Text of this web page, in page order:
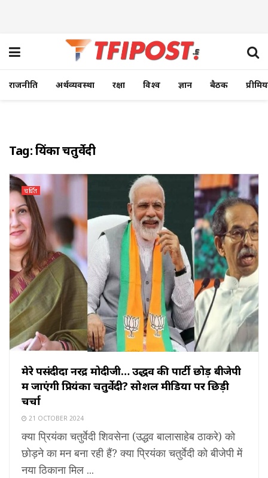
राजनीति अर्थव्यवस्था रक्षा विश्व ज्ञान बैठक
Tag:प्रियंका चतुर्वेदी
चर्चित
मेरे पसंदीदा नरेंद्र मोदीजी… उद्धव की पार्टी छोड़ बीजेपी
में जाएंगी प्रियंका चतुर्वेदी? सोशल मीडिया पर छिड़ी
चर्चा
21 OCTOBER 2024
क्या प्रियंका चतुर्वेदी शिवसेना (उद्धव बालासाहेब ठाकरे) को
छोड़ने का मन बना रही हैं? क्या प्रियंका चतुर्वेदी को बीजेपी में
नया ठिकाना मिल ...